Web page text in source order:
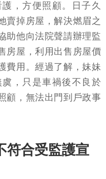
，方便照顧。日子久
賣掉房屋，解決燃眉之
助他向法院聲請辦理監
房屋，利用出售房屋價
費用。經過了解，妹妹
，只是車禍後不良於
顧，無法出門到戶政事
符合受監護宣